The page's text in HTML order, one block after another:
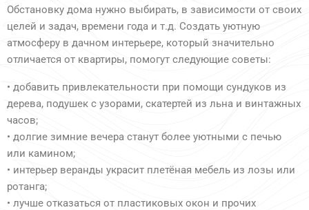
Обстановку дома нужно выбирать, в зависимости от своих
целей и задач, времени года и т.д. Создать уютную
атмосферу в дачном интерьере, который значительно
отличается от квартиры, помогут следующие советы:
• добавить привлекательности при помощи сундуков из
дерева, подушек с узорами, скатертей из льна и винтажных
часов;
• долгие зимние вечера станут более уютными с печью
или камином;
• интерьер веранды украсит плетёная мебель из лозы или
ротанга;
• лучше отказаться от пластиковых окон и прочих